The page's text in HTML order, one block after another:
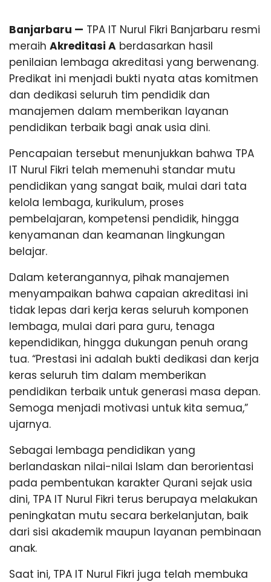
b
a
r
u
Banjarbaru — TPA IT Nurul Fikri Banjarbaru resmi
meraih Akreditasi A berdasarkan hasil
penilaian lembaga akreditasi yang berwenang.
Predikat ini menjadi bukti nyata atas komitmen
dan dedikasi seluruh tim pendidik dan
manajemen dalam memberikan layanan
pendidikan terbaik bagi anak usia dini.
Pencapaian tersebut menunjukkan bahwa TPA
IT Nurul Fikri telah memenuhi standar mutu
pendidikan yang sangat baik, mulai dari tata
kelola lembaga, kurikulum, proses
pembelajaran, kompetensi pendidik, hingga
kenyamanan dan keamanan lingkungan
belajar.
Dalam keterangannya, pihak manajemen
menyampaikan bahwa capaian akreditasi ini
tidak lepas dari kerja keras seluruh komponen
lembaga, mulai dari para guru, tenaga
kependidikan, hingga dukungan penuh orang
tua. “Prestasi ini adalah bukti dedikasi dan kerja
keras seluruh tim dalam memberikan
pendidikan terbaik untuk generasi masa depan.
Semoga menjadi motivasi untuk kita semua,”
ujarnya.
Sebagai lembaga pendidikan yang
berlandaskan nilai-nilai Islam dan berorientasi
pada pembentukan karakter Qurani sejak usia
dini, TPA IT Nurul Fikri terus berupaya melakukan
peningkatan mutu secara berkelanjutan, baik
dari sisi akademik maupun layanan pembinaan
anak.
Saat ini, TPA IT Nurul Fikri juga telah membuka